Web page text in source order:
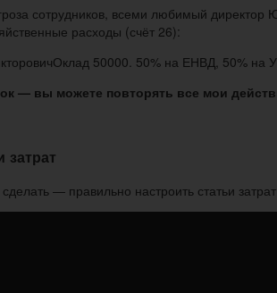
сотрудников, всеми любимый
расходы (счёт 26):
Оклад 50000. 50% на ЕНВД, 50% на
— вы можете повторять все мои
затрат
— правильно настроить статьи